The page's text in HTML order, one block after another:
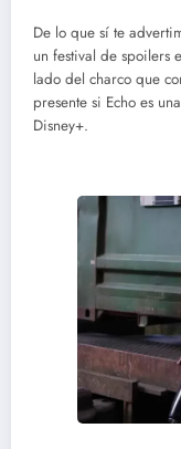
De lo que sí te
un festival de spoilers
lado del charco que
presente si Echo es
Disney+.